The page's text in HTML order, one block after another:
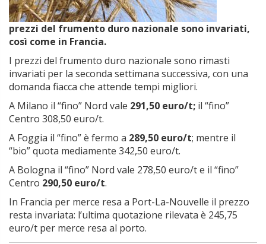
prezzi del frumento duro nazionale sono invariati,
così come in Francia.
I prezzi del frumento duro nazionale sono rimasti
invariati per la seconda settimana successiva, con una
domanda fiacca che attende tempi migliori.
A Milano il “fino” Nord vale 291,50 euro/t; il “fino”
Centro 308,50 euro/t.
A Foggia il “fino” è fermo a 289,50 euro/t; mentre il
“bio” quota mediamente 342,50 euro/t.
A Bologna il “fino” Nord vale 278,50 euro/t e il “fino”
Centro 290,50 euro/t.
In Francia per merce resa a Port-La-Nouvelle il prezzo
resta invariata: l’ultima quotazione rilevata è 245,75
euro/t per merce resa al porto.